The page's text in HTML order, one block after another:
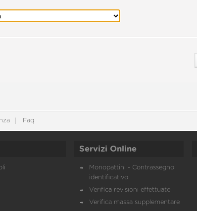
Faq
Servizi Online
Monopattini - Contrassegno
identificativo
Verifica revisioni effettuate
Verifica massa supplementare